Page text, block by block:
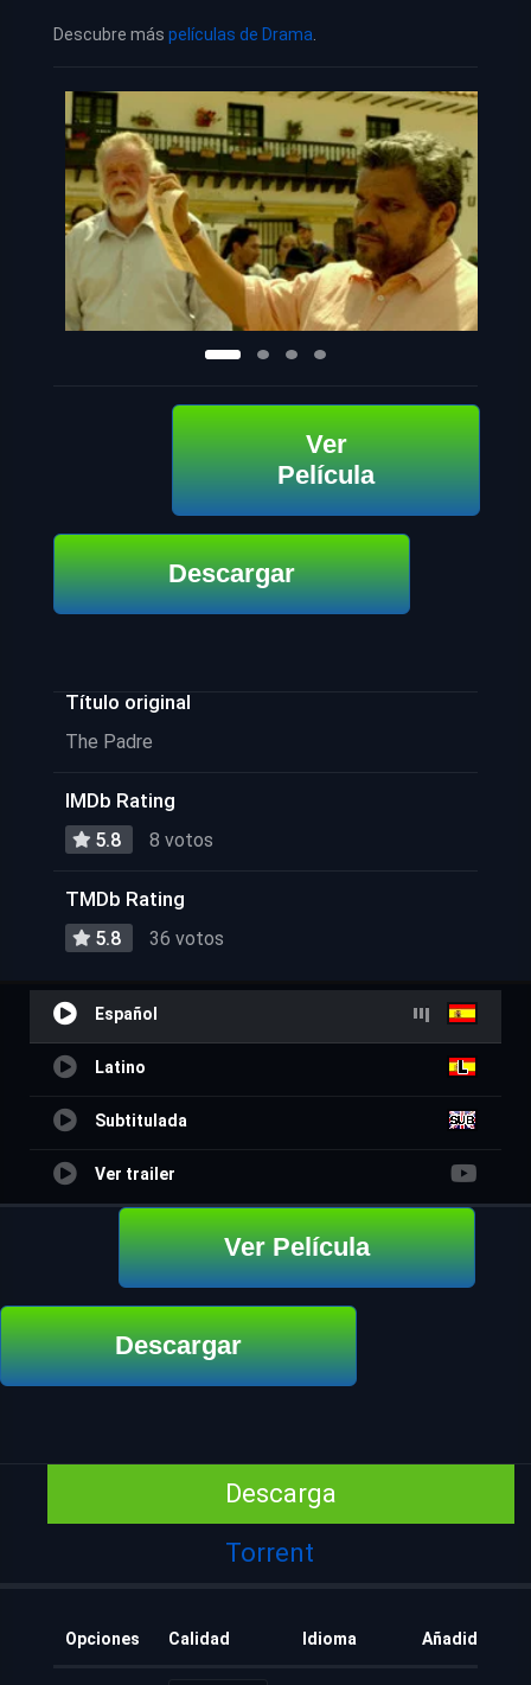
Descubre más películas de Drama
Ver
Película
Descargar
Título original
The Padre
IMDb Rating
5.8 8 votos
TMDb Rating
5.8 36 votos
Español
Latino
Subtitulada
Ver trailer
Ver Película
Descargar
Descarga
Torrent
Opciones Calidad Idioma Añadido